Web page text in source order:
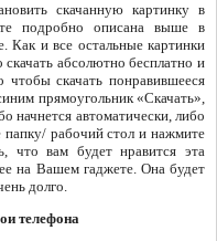
скачанную картинку в
подробно описана выше в
Как и все остальные картинки
абсолютно бесплатно и
чтобы скачать понравившееся
прямоугольник «Скачать»,
начнется автоматически, либо
папку/ рабочий стол и нажмите
что вам будет нравится эта
на Вашем гаджете. Она будет
долго.
телефона